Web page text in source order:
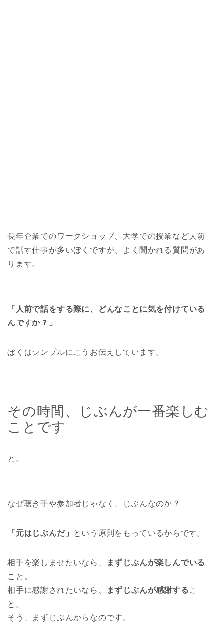
長年企業でのワークショップ、大学での授業など人前
で話す仕事が多いぼくですが、よく聞かれる質問があ
ります。
「人前で話をする際に、どんなことに気を付けている
んですか？」
ぼくはシンプルにこうお伝えしています。
その時間、じぶんが一番楽しむ
ことです
と。
なぜ聴き手や参加者じゃなく、じぶんなのか？
「元はじぶんだ」 という原則をもっているからです。
相手を楽しませたいなら、
まずじぶんが楽しんでいる
こと。
相手に感謝されたいなら、
まずじぶんが感謝する こ
と。
そう、まずじぶんからなのです。